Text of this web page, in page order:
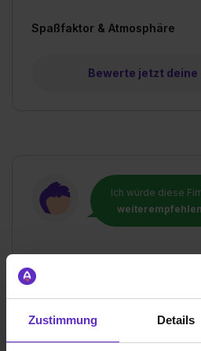
Zustimmung Details
Ich würde diese
Wie gefällt dir die
Firma?
Spaßfaktor & Atmosphäre
Bewerte jetzt deine